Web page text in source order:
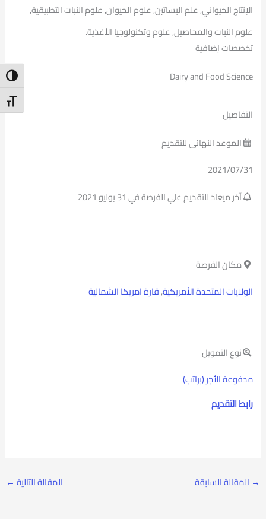
الإنتاج الحيواني, علم البساتين, علوم الحيوان, علوم النبات التطبيقية,
علوم النبات والمحاصيل, علوم وتكنولوجيا الأغذية.
تخصصات إضافية
Dairy and Food Science
التفاصيل
الموعد النهائى للتقديم
2021/07/31
آخر ميعاد للتقديم علي الفرصة في 31 يوليو 2021
مكان الفرصة
الولايات المتحدة الأمريكية,قارة امريكا الشمالية
نوع التمويل
مدفوعة الأجر (براتب)
رابط التقديم
→ المقالة السابقة المقالة التالية ←